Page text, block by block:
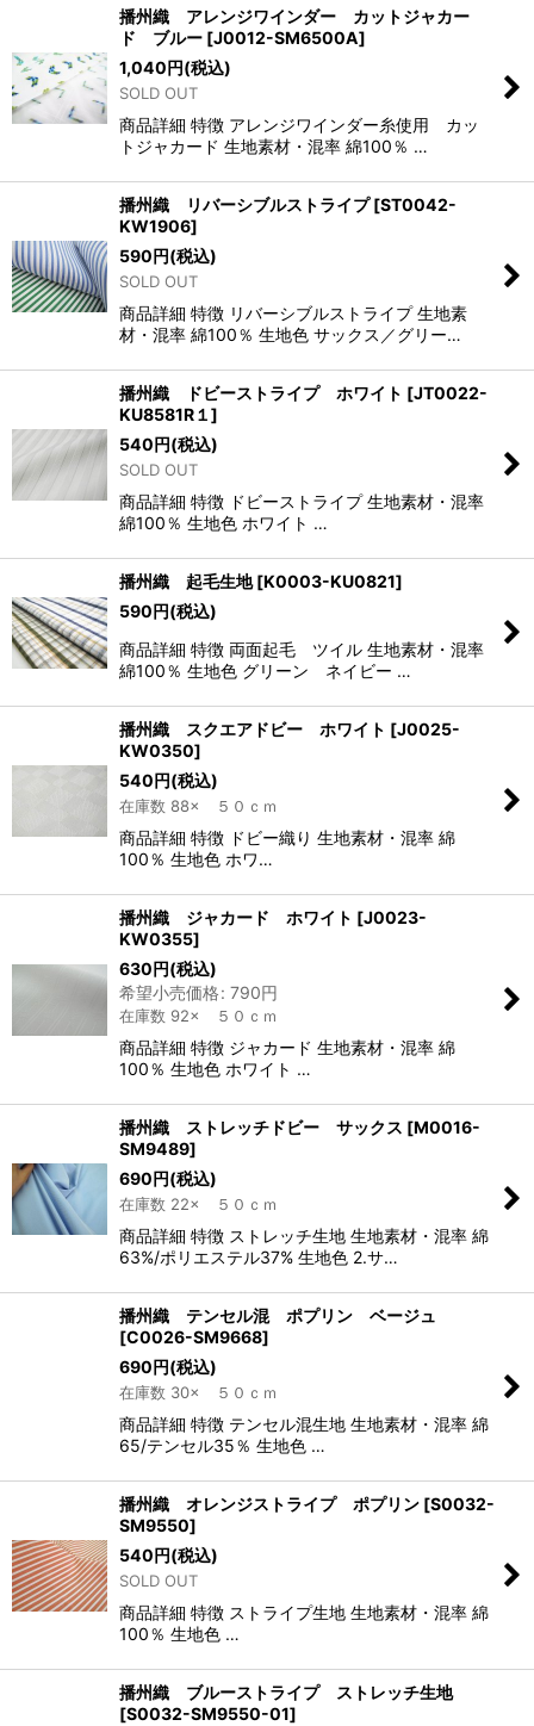
播州織 アレンジワインダー カットジャカー
ド ブルー [J0012-SM6500A]
1,040円(税込)
SOLD OUT
商品詳細 特徴 アレンジワインダー糸使用 カッ
トジャカード 生地素材・混率 綿100％ …
播州織 リバーシブルストライプ [ST0042-
KW1906]
590円(税込)
SOLD OUT
商品詳細 特徴 リバーシブルストライプ 生地素
材・混率 綿100％ 生地色 サックス／グリー…
播州織 ドビーストライプ ホワイト [JT0022-
KU8581R１]
540円(税込)
SOLD OUT
商品詳細 特徴 ドビーストライプ 生地素材・混率
綿100％ 生地色 ホワイト …
播州織 起毛生地 [K0003-KU0821]
590円(税込)
商品詳細 特徴 両面起毛 ツイル 生地素材・混率
綿100％ 生地色 グリーン ネイビー …
播州織 スクエアドビー ホワイト [J0025-
KW0350]
540円(税込)
在庫数 88× ５０ｃｍ
商品詳細 特徴 ドビー織り 生地素材・混率 綿
100％ 生地色 ホワ…
播州織 ジャカード ホワイト [J0023-
KW0355]
630円(税込)
希望小売価格: 790円
在庫数 92× ５０ｃｍ
商品詳細 特徴 ジャカード 生地素材・混率 綿
100％ 生地色 ホワイト …
播州織 ストレッチドビー サックス [M0016-
SM9489]
690円(税込)
在庫数 22× ５０ｃｍ
商品詳細 特徴 ストレッチ生地 生地素材・混率 綿
63%/ポリエステル37% 生地色 2.サ…
播州織 テンセル混 ポプリン ベージュ
[C0026-SM9668]
690円(税込)
在庫数 30× ５０ｃｍ
商品詳細 特徴 テンセル混生地 生地素材・混率 綿
65/テンセル35％ 生地色 …
播州織 オレンジストライプ ポプリン [S0032-
SM9550]
540円(税込)
SOLD OUT
商品詳細 特徴 ストライプ生地 生地素材・混率 綿
100％ 生地色 …
播州織 ブルーストライプ ストレッチ生地
[S0032-SM9550-01]